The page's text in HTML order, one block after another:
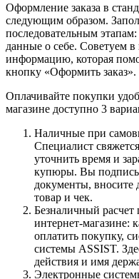
Оформление заказа в
следующим образом.
последовательным
данные о себе. Советуем в
информацию, которая
кнопку «Оформить заказ».
Оплачивайте покупки
магазине доступно 3
Наличные при
Специалист
уточнить время и
купюры. Вы
документы, вносите
товар и чек.
Безналичный
интернет-магазине:
оплатить покупку,
системы ASSIST.
действия и имя
Электронные